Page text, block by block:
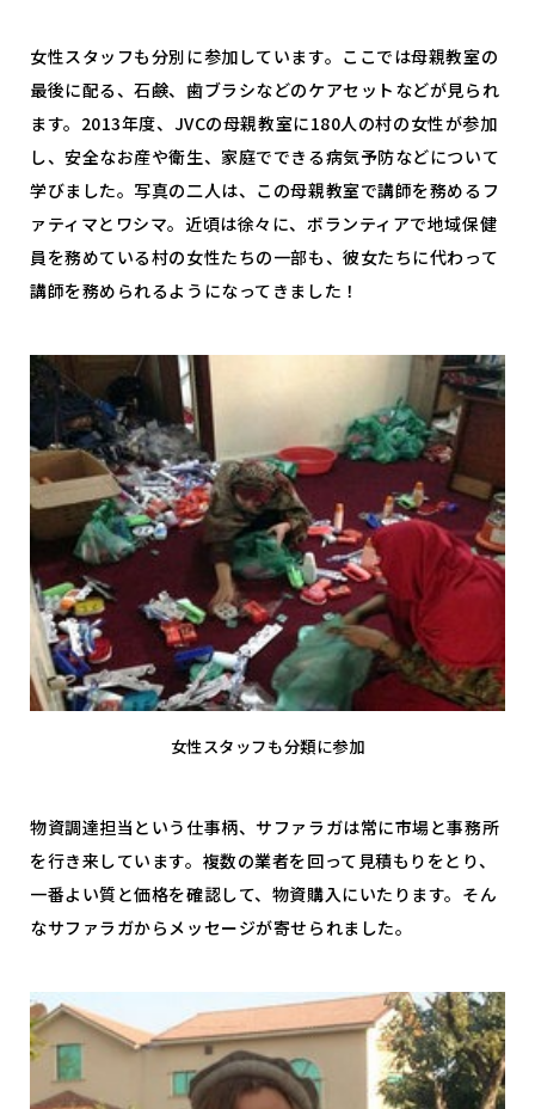
女性スタッフも分別に参加しています。ここでは母親教室の
最後に配る、石鹸、歯ブラシなどのケアセットなどが見られ
ます。2013年度、JVCの母親教室に180人の村の女性が参加
し、安全なお産や衛生、家庭でできる病気予防などについて
学びました。写真の二人は、この母親教室で講師を務めるフ
ァティマとワシマ。近頃は徐々に、ボランティアで地域保健
員を務めている村の女性たちの一部も、彼女たちに代わって
講師を務められるようになってきました！
女性スタッフも分類に参加
物資調達担当という仕事柄、サファラガは常に市場と事務所
を行き来しています。複数の業者を回って見積もりをとり、
一番よい質と価格を確認して、物資購入にいたります。そん
なサファラガからメッセージが寄せられました。